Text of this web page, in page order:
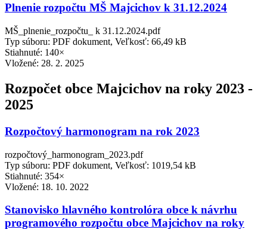
Plnenie rozpočtu MŠ Majcichov k 31.12.2024
MŠ_plnenie_rozpočtu_ k 31.12.2024.pdf
Typ súboru: PDF dokument, Veľkosť: 66,49 kB
Stiahnuté: 140×
Vložené: 28. 2. 2025
Rozpočet obce Majcichov na roky 2023 -
2025
Rozpočtový harmonogram na rok 2023
rozpočtový_harmonogram_2023.pdf
Typ súboru: PDF dokument, Veľkosť: 1019,54 kB
Stiahnuté: 354×
Vložené: 18. 10. 2022
Stanovisko hlavného kontrolóra obce k návrhu
programového rozpočtu obce Majcichov na roky